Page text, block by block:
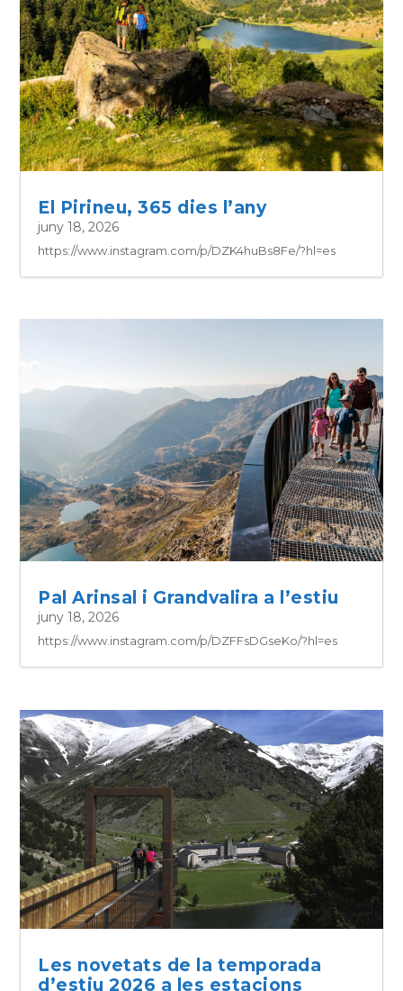
El Pirineu, 365 dies l’any
juny 18, 2026
https://www.instagram.com/p/DZK4huBs8Fe/?hl=es
Pal Arinsal i Grandvalira a l’estiu
juny 18, 2026
https://www.instagram.com/p/DZFFsDGseKo/?hl=es
Les novetats de la temporada
d’estiu 2026 a les estacions